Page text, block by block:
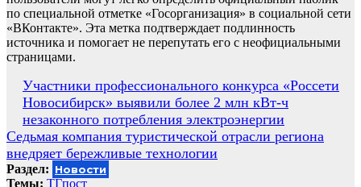
по специальной отметке «Госорганизация» в социальной сети
«ВКонтакте». Эта метка подтверждает подлинность
источника и помогает не перепутать его с неофициальными
страницами.
Навигация
по
записям
Участники профессионального конкурса «Россети
Новосибирск» выявили более 2 млн кВт-ч
незаконного потребления электроэнергии
Седьмая компания туристической отрасли региона
внедряет бережливые технологии
Раздел: Новости
Темы: ТГпост